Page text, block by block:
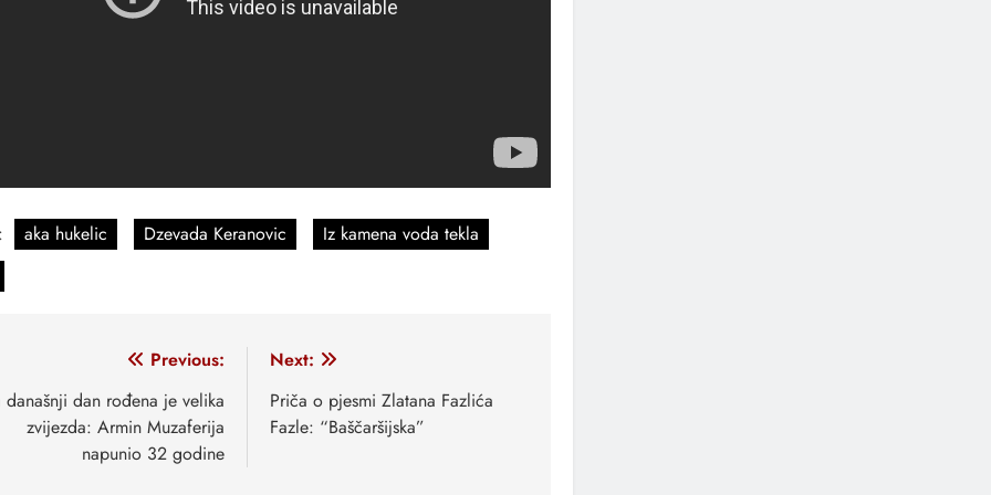
aka hukelic Dzevada Keranovic
Iz kamena voda tekla
Previous:
današnji dan rođena je velika
zvijezda: Armin Muzaferija
napunio 32 godine
Next:
Priča o pjesmi Zlatana Fazlića
Fazle: “Baščaršijska”